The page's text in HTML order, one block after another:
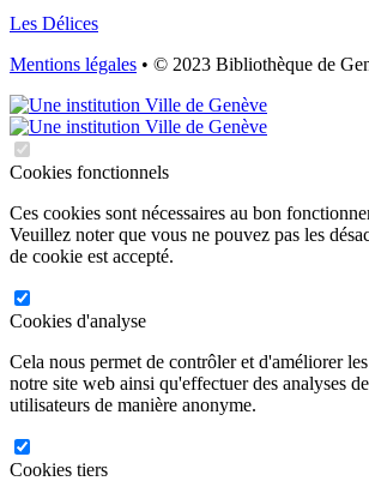
Les Délices
Mentions légales • © 2023 Bibliothèque de
Cookies fonctionnels
Ces cookies sont nécessaires au bon
Veuillez noter que vous ne pouvez pas les
de cookie est accepté.
Cookies d'analyse
Cela nous permet de contrôler et d'améliorer
notre site web ainsi qu'effectuer des analyses
utilisateurs de manière anonyme.
Cookies tiers